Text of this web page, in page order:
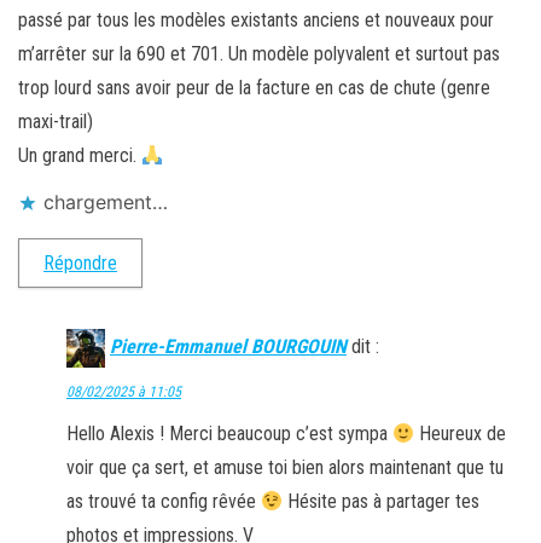
passé par tous les modèles existants anciens et nouveaux pour
m’arrêter sur la 690 et 701. Un modèle polyvalent et surtout pas
trop lourd sans avoir peur de la facture en cas de chute (genre
maxi-trail)
Un grand merci.
chargement…
Répondre
Pierre-Emmanuel BOURGOUIN dit :
08/02/2025 à 11:05
Hello Alexis ! Merci beaucoup c’est sympa
Heureux de
voir que ça sert, et amuse toi bien alors maintenant que tu
as trouvé ta config rêvée
Hésite pas à partager tes
photos et impressions. V